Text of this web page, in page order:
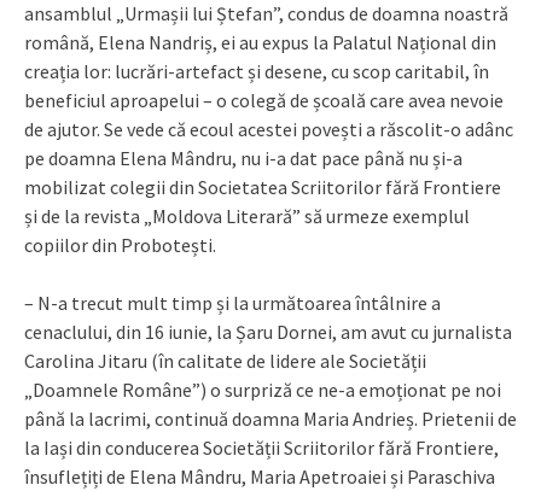
ansamblul „Urmașii lui Ștefan”, condus de doamna noastră
română, Elena Nandriș, ei au expus la Palatul Național din
creația lor: lucrări-artefact și desene, cu scop caritabil, în
beneficiul aproapelui – o colegă de școală care avea nevoie
de ajutor. Se vede că ecoul acestei povești a răscolit-o adânc
pe doamna Elena Mândru, nu i-a dat pace până nu și-a
mobilizat colegii din Societatea Scriitorilor fără Frontiere
și de la revista „Moldova Literară” să urmeze exemplul
copiilor din Probotești.
– N-a trecut mult timp și la următoarea întâlnire a
cenaclului, din 16 iunie, la Șaru Dornei, am avut cu jurnalista
Carolina Jitaru (în calitate de lidere ale Societății
„Doamnele Române”) o surpriză ce ne-a emoționat pe noi
până la lacrimi, continuă doamna Maria Andrieș. Prietenii de
la Iași din conducerea Societății Scriitorilor fără Frontiere,
însuflețiți de Elena Mândru, Maria Apetroaiei și Paraschiva